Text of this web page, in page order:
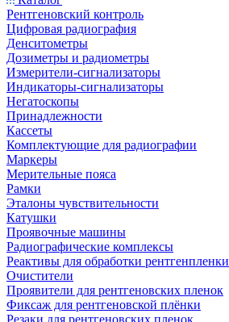
Рентгеновский контроль
Цифровая радиография
Денситометры
Дозиметры и радиометры
Измерители-сигнализаторы
Индикаторы-сигнализаторы
Негатоскопы
Принадлежности
Кассеты
Комплектующие для радиографии
Маркеры
Мерительные пояса
Рамки
Эталоны чувствительности
Катушки
Проявочные машины
Радиографические комплексы
Реактивы для обработки рентгенпленки
Очистители
Проявители для рентгеновских пленок
Фиксаж для рентгеновской плёнки
Резаки для рентгеновских пленок